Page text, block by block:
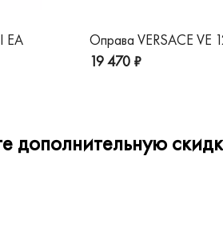
EA
Оправа VERSACE VE
19 470 ₽
дополнительную